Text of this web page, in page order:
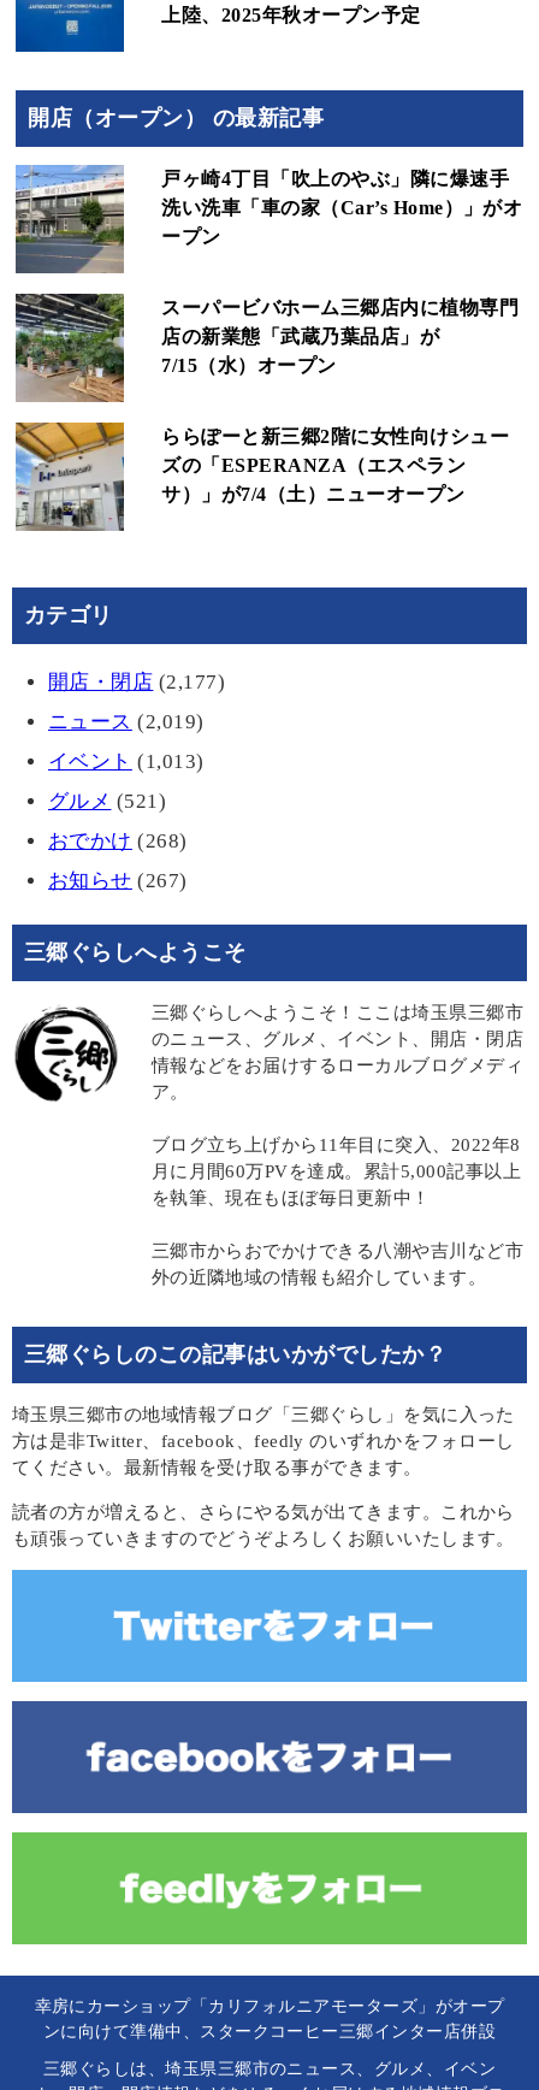
上陸、2025年秋オープン予定
開店（オープン） の最新記事
戸ヶ崎4丁目「吹上のやぶ」隣に爆速手
洗い洗車「車の家（Car’s Home）」がオ
ープン
スーパービバホーム三郷店内に植物専門
店の新業態「武蔵乃葉品店」が
7/15（水）オープン
ららぽーと新三郷2階に女性向けシュー
ズの「ESPERANZA（エスペラン
サ）」が7/4（土）ニューオープン
カテゴリ
開店・閉店 (2,177)
ニュース (2,019)
イベント (1,013)
グルメ (521)
おでかけ (268)
お知らせ (267)
三郷ぐらしへようこそ
三郷ぐらしへようこそ！ここは埼玉県三郷市
のニュース、グルメ、イベント、開店・閉店
情報などをお届けするローカルブログメディ
ア。
ブログ立ち上げから11年目に突入、2022年8
月に月間60万PVを達成。累計5,000記事以上
を執筆、現在もほぼ毎日更新中！
三郷市からおでかけできる八潮や吉川など市
外の近隣地域の情報も紹介しています。
三郷ぐらしのこの記事はいかがでしたか？
埼玉県三郷市の地域情報ブログ「三郷ぐらし」を気に入った
方は是非Twitter、facebook、feedly のいずれかをフォローし
てください。最新情報を受け取る事ができます。
読者の方が増えると、さらにやる気が出てきます。これから
も頑張っていきますのでどうぞよろしくお願いいたします。
幸房にカーショップ「カリフォルニアモーターズ」がオープ
ンに向けて準備中、スタークコーヒー三郷インター店併設
三郷ぐらしは、埼玉県三郷市のニュース、グルメ、イベン